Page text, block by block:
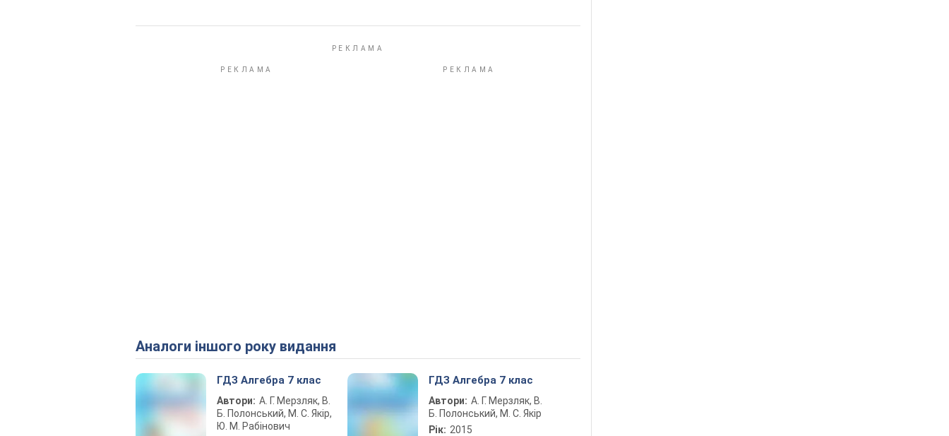
Аналоги іншого року видання
ГДЗ Алгебра 7 клас
Автори: А. Г. Мерзляк, В.
Б. Полонський, М. С. Якір,
Ю. М. Рабінович
ГДЗ Алгебра 7 клас
Автори: А. Г. Мерзляк, В.
Б. Полонський, М. С. Якір
Рік: 2015